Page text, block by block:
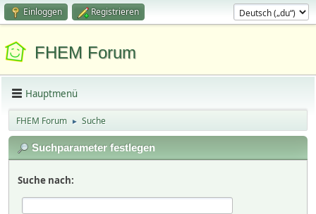
Einloggen Registrieren
FHEM Forum
Hauptmenü
FHEM Forum ► Suche
Suchparameter festlegen
Suche nach: